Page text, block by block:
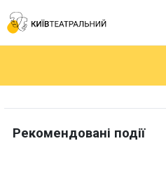
Рекомендовані події